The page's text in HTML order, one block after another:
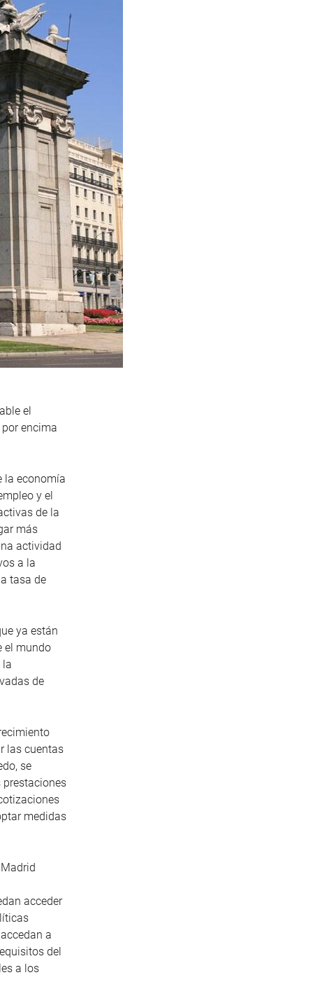
el
encima
la economía
y el
de la
más
actividad
a la
tasa de
ya están
el mundo
la
de
las cuentas
se
prestaciones
medidas
acceder
a
del
a los